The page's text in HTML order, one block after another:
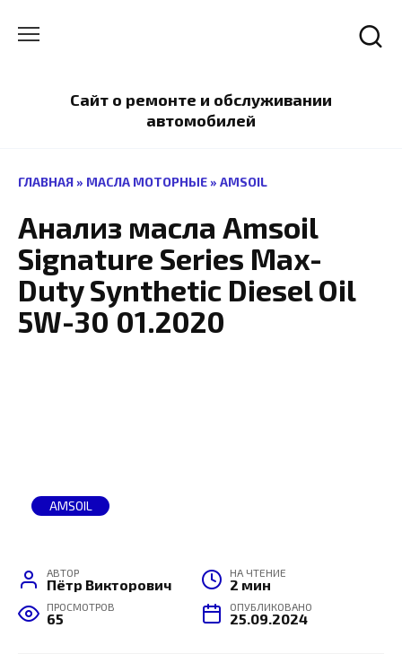
содержанию
Сайт о ремонте и обслуживании
автомобилей
ГЛАВНАЯ » МАСЛА МОТОРНЫЕ » AMSOIL
Анализ масла Amsoil
Signature Series Max-
Duty Synthetic Diesel Oil
5W-30 01.2020
AMSOIL
АВТОР
Пётр Викторович
НА ЧТЕНИЕ
2 мин
ПРОСМОТРОВ
65
ОПУБЛИКОВАНО
25.09.2024